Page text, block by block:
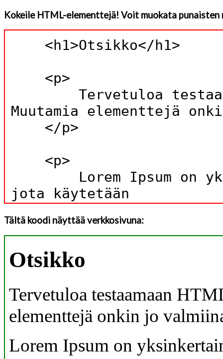
Kokeile HTML-elementtejä! Voit muokata
Tältä koodi näyttää verkkosivuna: